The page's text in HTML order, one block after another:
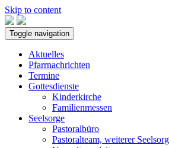
Skip to content
Toggle navigation
Aktuelles
Pfarrnachrichten
Termine
Gottesdienste
Kinderkirche
Familienmessen
Seelsorge
Pastoralbüro
Pastoralteam, weiterer